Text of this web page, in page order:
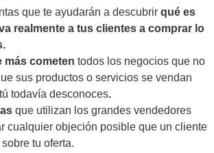
que te ayudarán a descubrir qué es
realmente a tus clientes a comprar lo
más cometen todos los negocios que no
sus productos o servicios se vendan
todavía desconoces.
que utilizan los grandes vendedores
cualquier objeción posible que un cliente
tu oferta.